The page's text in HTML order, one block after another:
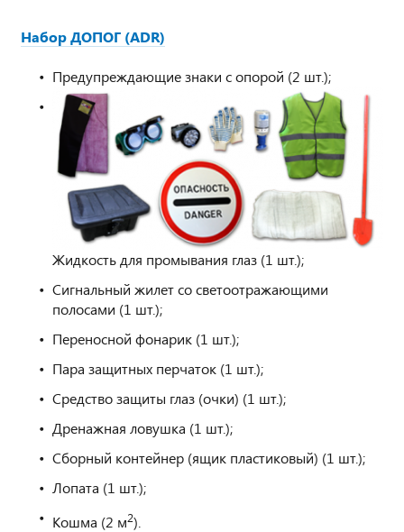
Набор ДОПОГ (ADR)
Предупреждающие знаки с опорой (2 шт.);
Жидкость для промывания глаз (1 шт.);
Сигнальный жилет со светоотражающими
полосами (1 шт.);
Переносной фонарик (1 шт.);
Пара защитных перчаток (1 шт.);
Средство защиты глаз (очки) (1 шт.);
Дренажная ловушка (1 шт.);
Сборный контейнер (ящик пластиковый) (1 шт.);
Лопата (1 шт.);
Кошма (2 м2).